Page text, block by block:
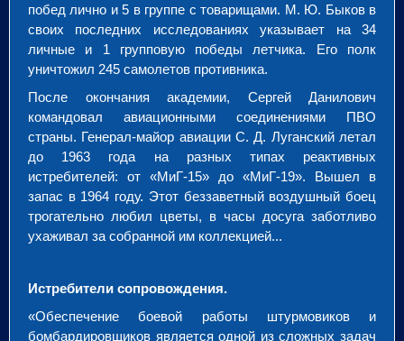
побед лично и 5 в группе с товарищами. М. Ю. Быков в
своих последних исследованиях указывает на 34
личные и 1 групповую победы летчика. Его полк
уничтожил 245 самолетов противника.
После окончания академии, Сергей Данилович
командовал авиационными соединениями ПВО
страны. Генерал-майор авиации С. Д. Луганский летал
до 1963 года на разных типах реактивных
истребителей: от «МиГ-15» до «МиГ-19». Вышел в
запас в 1964 году. Этот беззаветный воздушный боец
трогательно любил цветы, в часы досуга заботливо
ухаживал за собранной им коллекцией...
Истребители сопровождения.
«Обеспечение боевой работы штурмовиков и
бомбардировщиков является одной из сложных задач